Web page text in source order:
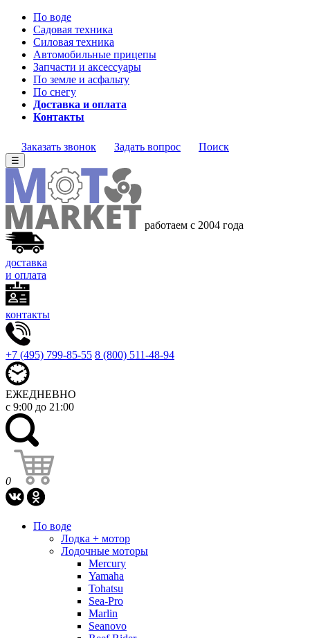
По воде
Садовая техника
Силовая техника
Автомобильные прицепы
Запчасти и аксессуары
По земле и асфальту
По снегу
Доставка и оплата
Контакты
Заказать звонок Задать вопрос Поиск
☰
работаем с 2004 года
доставка
и оплата
контакты
+7 (495) 799-85-55 8 (800) 511-48-94
ЕЖЕДНЕВНО
с 9:00 до 21:00
0
По воде
Лодка + мотор
Лодочные моторы
Mercury
Yamaha
Tohatsu
Sea-Pro
Marlin
Seanovo